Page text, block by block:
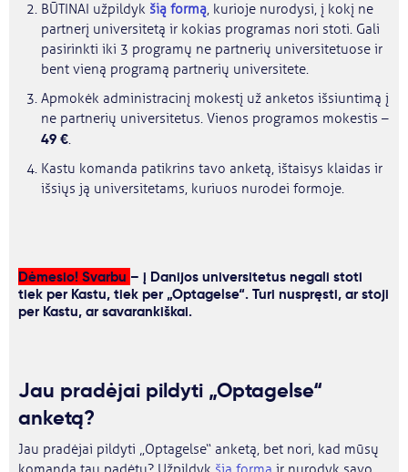
BŪTINAI užpildyk šią formą, kurioje nurodysi, į kokį ne
partnerį universitetą ir kokias programas nori stoti. Gali
pasirinkti iki 3 programų ne partnerių universitetuose ir
bent vieną programą partnerių universitete.
Apmokėk administracinį mokestį už anketos išsiuntimą į
ne partnerių universitetus. Vienos programos mokestis –
49 €.
Kastu komanda patikrins tavo anketą, ištaisys klaidas ir
išsiųs ją universitetams, kuriuos nurodei formoje.
Dėmesio! Svarbu – į Danijos universitetus negali stoti
tiek per Kastu, tiek per „Optagelse“. Turi nuspręsti, ar stoji
per Kastu, ar savarankiškai.
Jau pradėjai pildyti „Optagelse“
anketą?
Jau pradėjai pildyti „Optagelse“ anketą, bet nori, kad mūsų